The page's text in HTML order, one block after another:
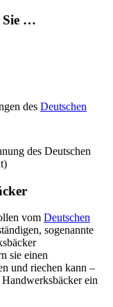
Sie …
des Deutschen
des Deutschen
vom Deutschen
sogenannte
sie einen
und riechen kann –
ein